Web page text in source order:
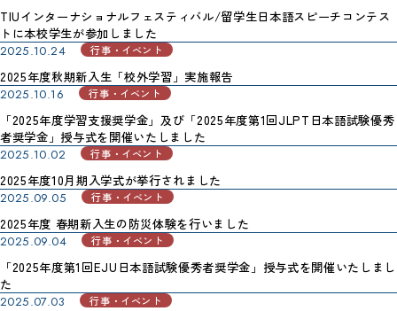
TIUインターナショナルフェスティバル/留学生日本語スピーチコンテス
トに本校学生が参加しました
2025.10.24
行事・イベント
2025年度秋期新入生「校外学習」実施報告
2025.10.16
行事・イベント
「2025年度学習支援奨学金」及び「2025年度第1回JLPT日本語試験優秀
者奨学金」授与式を開催いたしました
2025.10.02
行事・イベント
2025年度10月期入学式が挙行されました
2025.09.05
行事・イベント
2025年度 春期新入生の防災体験を行いました
2025.09.04
行事・イベント
「2025年度第1回EJU日本語試験優秀者奨学金」授与式を開催いたしまし
た
2025.07.03
行事・イベント